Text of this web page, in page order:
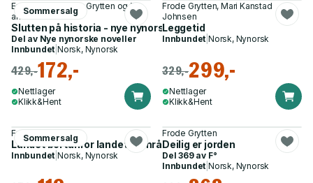
Sommersalg
Endre Tveit, Frode Grytten og 7
andre
Slutten på historia - nye nynorske noveller
Del av Nye nynorske noveller
Innbundet |Norsk, Nynorsk
429,-172,-
Nettlager
Klikk&Hent
Frode Grytten, Mari Kanstad
Johnsen
Leggetid
Innbundet |Norsk, Nynorsk
329,-299,-
Nettlager
Klikk&Hent
Sommersalg
Frode Grytten
Landet bortanfor landet - område 51 : protestsongar
Innbundet |Norsk, Nynorsk
Frode Grytten
Deilig er jorden
Del 369 av F°
Innbundet |Norsk, Nynorsk